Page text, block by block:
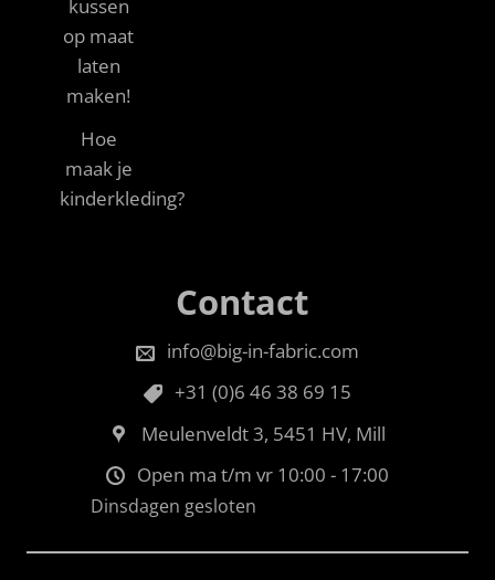
kussen
op maat
laten
maken!
Hoe
maak je
kinderkleding?
Contact
info@big-in-fabric.com
+31 (0)6 46 38 69 15
Meulenveldt 3, 5451 HV, Mill
Open ma t/m vr 10:00 - 17:00
Dinsdagen gesloten